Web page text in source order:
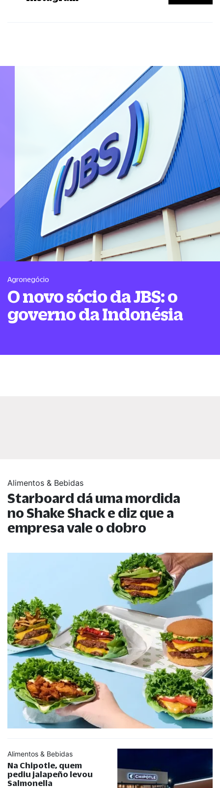
Agronegócio
O novo sócio da JBS: o
governo da Indonésia
Alimentos & Bebidas
Starboard dá uma mordida
no Shake Shack e diz que a
empresa vale o dobro
Alimentos & Bebidas
Na Chipotle, quem
pediu jalapeño levou
Salmonella